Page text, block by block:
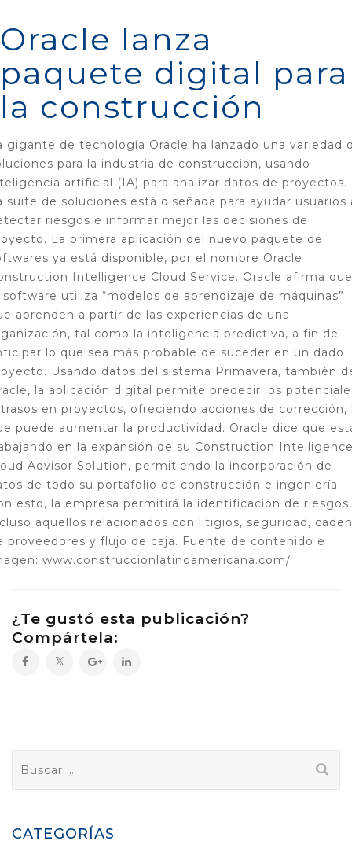
Oracle lanza
paquete digital para
la construcción
gigante de tecnología Oracle ha lanzado una variedad
para la industria de construcción, usando
artificial (IA) para analizar datos de proyectos.
suite de soluciones está diseñada para ayudar usuarios
riesgos e informar mejor las decisiones de
La primera aplicación del nuevo paquete de
ya está disponible, por el nombre Oracle
Intelligence Cloud Service. Oracle afirma que
software utiliza “modelos de aprendizaje de máquinas”
aprenden a partir de las experiencias de una
tal como la inteligencia predictiva, a fin de
lo que sea más probable de suceder en un dado
Usando datos del sistema Primavera, también
la aplicación digital permite predecir los
en proyectos, ofreciendo acciones de corrección,
puede aumentar la productividad. Oracle dice que
en la expansión de su Construction
Advisor Solution, permitiendo la incorporación de
de todo su portafolio de construcción e ingeniería.
esto, la empresa permitirá la identificación de riesgos,
aquellos relacionados con litigios, seguridad,
proveedores y flujo de caja. Fuente de contenido e
www.construccionlatinoamericana.com/
¿Te gustó esta publicación?
Compártela:
CATEGORÍAS